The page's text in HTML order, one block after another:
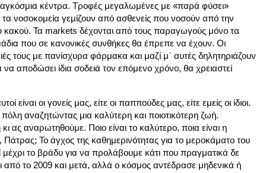
κέντρα. Τροφές μεγαλωμένες με «παρά φύσει»
νοσοκομεία γεμίζουν από ασθενείς που νοσούν από την
Τα markets δέχονται από τους παραγωγούς μόνο τα
που σε κανονικές συνθήκες θα έπρεπε να έχουν. Οι
τους με πανίσχυρα φάρμακα και μαζί μ΄ αυτές δηλητηριάζουν
αποδώσει ίδια σοδειά τον επόμενο χρόνο, θα χρειαστεί
είναι οι γονείς μας, είτε οι παππούδες μας, είτε εμείς οι ίδιοι.
αναζητώντας μια καλύτερη και ποιοτικότερη ζωή.
ας αναρωτηθούμε. Ποιο είναι το καλύτερο, ποια είναι η
Το άγχος της καθημερινότητας για το μεροκάματο του
το βράδυ για να προλάβουμε κάτι που πραγματικά δε
το 2009 και μετά, αλλά ο κόσμος αντέδρασε μηδενικά ή